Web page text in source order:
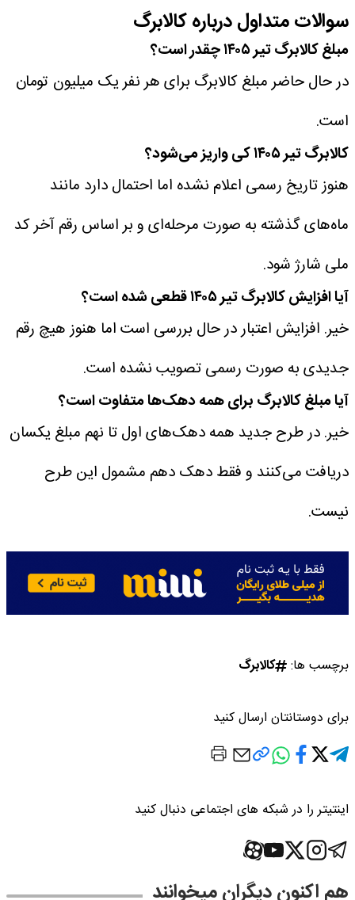
سوالات متداول درباره کالابرگ
مبلغ کالابرگ تیر ۱۴۰۵ چقدر است؟
در حال حاضر مبلغ کالابرگ برای هر نفر یک میلیون تومان
است.
کالابرگ تیر ۱۴۰۵ کی واریز می‌شود؟
هنوز تاریخ رسمی اعلام نشده اما احتمال دارد مانند
ماه‌های گذشته به صورت مرحله‌ای و بر اساس رقم آخر کد
ملی شارژ شود.
آیا افزایش کالابرگ تیر ۱۴۰۵ قطعی شده است؟
خیر. افزایش اعتبار در حال بررسی است اما هنوز هیچ رقم
جدیدی به صورت رسمی تصویب نشده است.
آیا مبلغ کالابرگ برای همه دهک‌ها متفاوت است؟
خیر. در طرح جدید همه دهک‌های اول تا نهم مبلغ یکسان
دریافت می‌کنند و فقط دهک دهم مشمول این طرح
نیست.
برچسب ها: کالابرگ
برای دوستانتان ارسال کنید
اینتیتر را در شبکه های اجتماعی دنبال کنید
هم اکنون دیگران میخوانند